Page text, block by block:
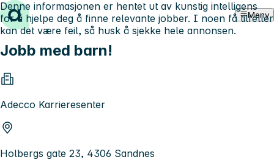
Hopp til innhold Meny
Jobb med barn!
Adecco Karrieresenter
Holbergs gate 23, 4306 Sandnes
Denne informasjonen er hentet ut av kunstig intelligens
for å hjelpe deg å finne relevante jobber. I noen få tilfeller
kan det være feil, så husk å sjekke hele annonsen.